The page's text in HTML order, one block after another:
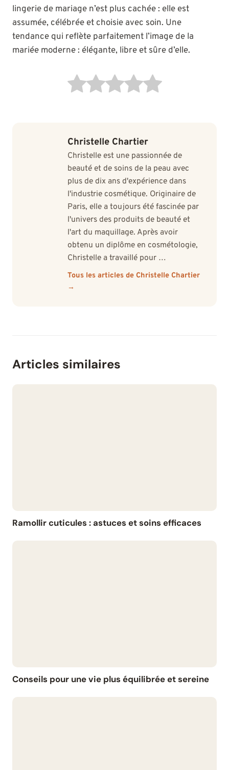
lingerie de mariage n’est plus cachée : elle est
assumée, célébrée et choisie avec soin. Une
tendance qui reflète parfaitement l’image de la
mariée moderne : élégante, libre et sûre d’elle.
Christelle Chartier
Christelle est une passionnée de
beauté et de soins de la peau avec
plus de dix ans d'expérience dans
l'industrie cosmétique. Originaire de
Paris, elle a toujours été fascinée par
l'univers des produits de beauté et
l'art du maquillage. Après avoir
obtenu un diplôme en cosmétologie,
Christelle a travaillé pour …
Tous les articles de Christelle Chartier
→
Articles similaires
Ramollir cuticules : astuces et soins efficaces
Conseils pour une vie plus équilibrée et sereine